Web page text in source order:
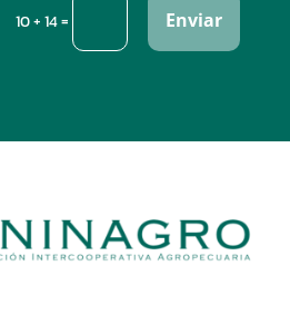
10 + 14= Enviar